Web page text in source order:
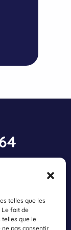
telles que les
Le fait de
que le
pas consentir
88